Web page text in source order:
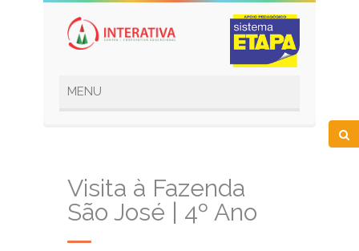
Visita à Fazenda
São José | 4º Ano